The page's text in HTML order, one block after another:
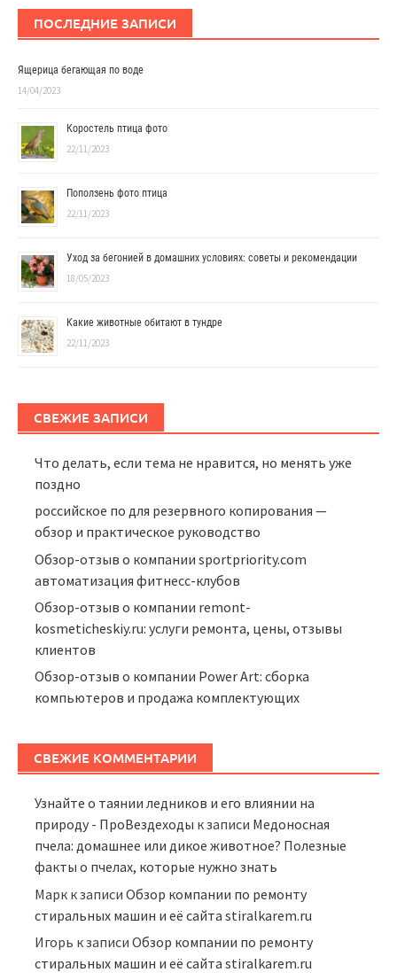
ПОСЛЕДНИЕ ЗАПИСИ
Ящерица бегающая по воде
14/04/2023
Коростель птица фото
22/11/2023
Поползень фото птица
22/11/2023
Уход за бегонией в домашних условиях: советы и рекомендации
18/05/2023
Какие животные обитают в тундре
22/11/2023
СВЕЖИЕ ЗАПИСИ
Что делать, если тема не нравится, но менять уже
поздно
российское по для резервного копирования —
обзор и практическое руководство
Обзор-отзыв о компании sportpriority.com
автоматизация фитнесс-клубов
Обзор-отзыв о компании remont-
kosmeticheskiy.ru: услуги ремонта, цены, отзывы
клиентов
Обзор-отзыв о компании Power Art: сборка
компьютеров и продажа комплектующих
СВЕЖИЕ КОММЕНТАРИИ
Узнайте о таянии ледников и его влиянии на
природу - ПроВездеходы к записи Медоносная
пчела: домашнее или дикое животное? Полезные
факты о пчелах, которые нужно знать
Марк к записиОбзор компании по ремонту
стиральных машин и её сайта stiralkarem.ru
Игорь к записиОбзор компании по ремонту
стиральных машин и её сайта stiralkarem.ru